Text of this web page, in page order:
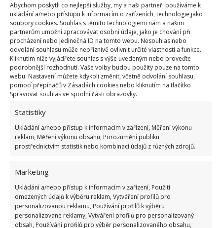
Abychom poskytli co nejlepší služby, my a naši partneři používáme k
ukládání a/nebo přístupu k informacím o zařízeních, technologie jako
soubory cookies. Souhlas s těmito technologiemi nám a našim
partnerům umožní zpracovávat osobní údaje, jako je chování při
procházení nebo jedinečná ID na tomto webu. Nesouhlas nebo
odvolání souhlasu může nepříznivě ovlivnit určité vlastnosti a funkce.
Kliknutím níže vyjádřete souhlas s výše uvedeným nebo proveďte
podrobnější rozhodnutí. Vaše volby budou použity pouze na tomto
webu. Nastavení můžete kdykoli změnit, včetně odvolání souhlasu,
pomocí přepínačů v Zásadách cookies nebo kliknutím na tlačítko
Spravovat souhlas ve spodní části obrazovky.
Statistiky
Ukládání a/nebo přístup k informacím v zařízení, Měření výkonu
reklam, Měření výkonu obsahu, Porozumění publiku
prostřednictvím statistik nebo kombinací údajů z různých zdrojů.
Marketing
Ukládání a/nebo přístup k informacím v zařízení, Použití
omezených údajů k výběru reklam, Vytváření profilů pro
personalizovanou reklamu, Používání profilů k výběru
personalizované reklamy, Vytváření profilů pro personalizovaný
obsah, Používání profilů pro výběr personalizovaného obsahu,
Fotografie: Freepik
Nezapomeňte na vnitřek
Pokud jde o vnitřek digestoře, můžete ho vyčistit
octem a vodou. Vytvořte směs ve stejném poměru a
naneste ji na nečistoty. Pokud má vaše digestoř
mřížky,nechte je rovněž namočit v roztoku
a octa, poté je důkladně vydrhněte a usušte. Po
čištění je důležité vše pečlivě opláchnout čistou
vodou a následně vysušit. Tak zamezíte usazování
Zdroj:Interia